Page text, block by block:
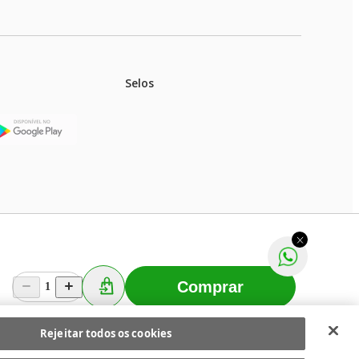
1 Comprar
Selos
na rede de lojas físicas.
prévio. Fast Shop S. A. CNPJ: 43.708.379/0001-
Fast Shop - Todos os direitos reservadosRF
Selecionar os Cookies
Rejeitar todos os cookies